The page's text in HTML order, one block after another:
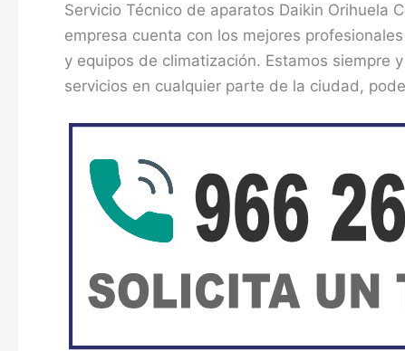
Servicio Técnico de aparatos Daikin Orihuela
empresa cuenta con los mejores
y equipos de climatización. Estamos
servicios en cualquier parte de la ciudad,